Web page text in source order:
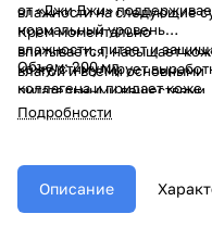
влажности на следующие
Крем моментально
впитывается, насыщает
влагой и всеми основными
питательными веществами,
также компонентами,
протяжении всего дня.
Ускоряет процессы
восстановления и
от «Джи Джи»
нормальный уровень
влажности, питает и
кожу, стимулирует
коллагена и придает коже
свежий и отдохнувший
Объем: 200 мл
Подробности
Описание